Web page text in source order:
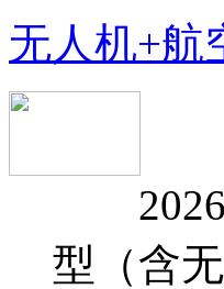
无人机+航
2026
型（含